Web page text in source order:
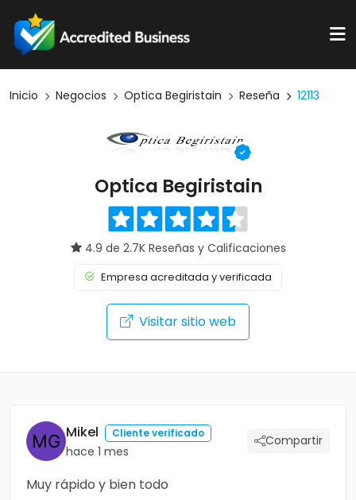
Inicio Negocios Optica Begiristain Reseña 12113
Optica Begiristain
4.9 de 2.7K Reseñas y Calificaciones
Empresa acreditada y verificada
Visitar sitio web
Mikel Cliente verificado
hace 1 mes
Compartir
Muy rápido y bien todo